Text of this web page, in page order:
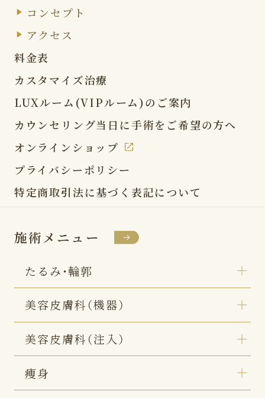
コンセプト
アクセス
料金表
カスタマイズ治療
LUXルーム(VIPルーム)の ご案内
カウンセリング当日に手術をご希望の方へ
オンラインショップ
プライバシーポリシー
特定商取引法に基づく表記について
施術メニュー
たるみ・輪郭
美容皮膚科（機器）
美容皮膚科（注入）
痩身